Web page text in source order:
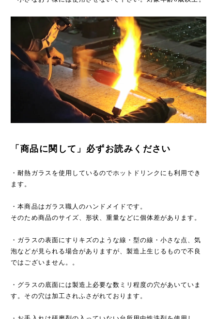
「商品に関して」必ずお読みください
・耐熱ガラスを使用しているのでホットドリンクにも利用でき
ます。
・本商品はガラス職人のハンドメイドです。
そのため商品のサイズ、形状、重量などに個体差があります。
・ガラスの表面にすりキズのような線・型の線・小さな点、気
泡などが見られる場合がありますが、製造上生じるもので不良
ではございません。。
・グラスの底面には製造上必要な数ミリ程度の穴があいていま
す。その穴は加工されふさがれております。